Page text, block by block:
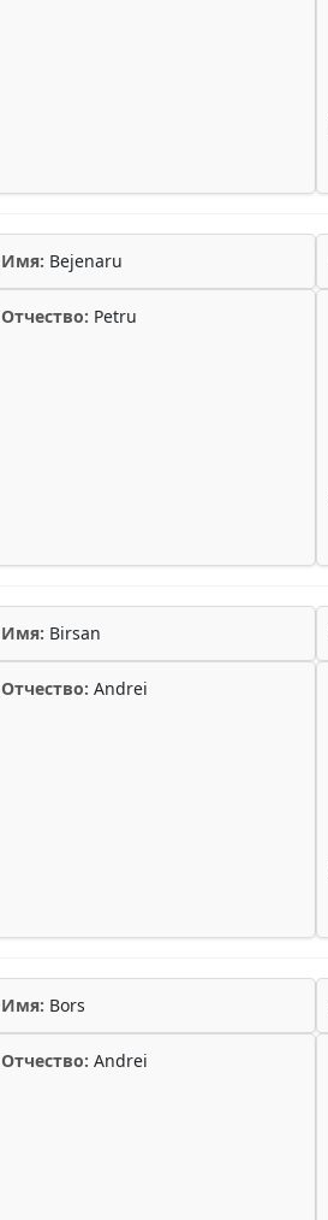
Имя: Bejenaru
Отчество: Petru
Имя: Birsan
Отчество: Andrei
Имя: Bors
Отчество: Andrei